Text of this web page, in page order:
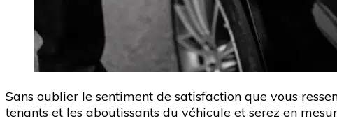
Sans oublier le sentiment de satisfaction que vous
tenants et les aboutissants du véhicule et serez en